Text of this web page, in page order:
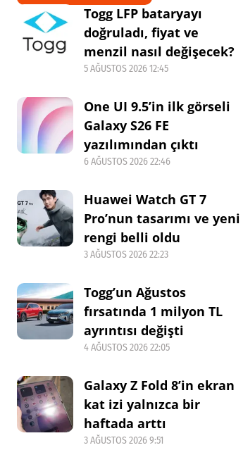
Togg LFP bataryayı
doğruladı, fiyat ve
menzil nasıl değişecek?
5 AĞUSTOS 2026 12:45
One UI 9.5’in ilk görseli
Galaxy S26 FE
yazılımından çıktı
6 AĞUSTOS 2026 22:46
Huawei Watch GT 7
Pro’nun tasarımı ve yeni
rengi belli oldu
3 AĞUSTOS 2026 22:23
Togg’un Ağustos
fırsatında 1 milyon TL
ayrıntısı değişti
4 AĞUSTOS 2026 22:05
Galaxy Z Fold 8’in ekran
kat izi yalnızca bir
haftada arttı
3 AĞUSTOS 2026 9:51